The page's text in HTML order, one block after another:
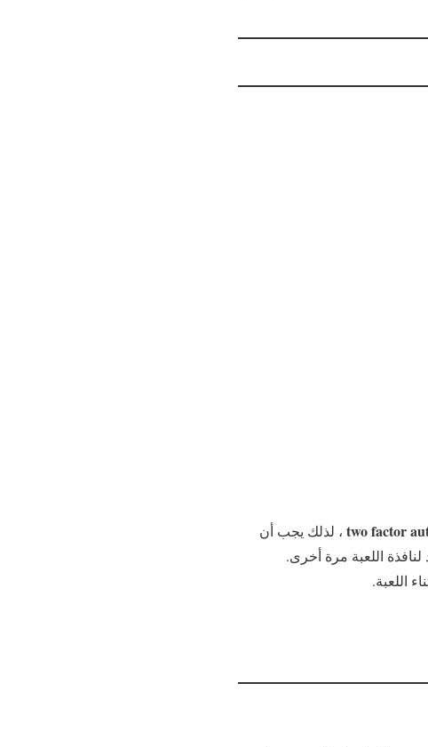
two factor ، لذلك يجب أن
اللعبة مرة أخرى.
اللعبة.